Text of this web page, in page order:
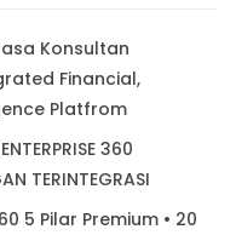
Konsultan
Financial,
Platfrom
360
TERINTEGRASI
5 Pilar Premium • 20